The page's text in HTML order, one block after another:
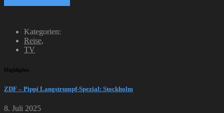
Kategorien:
Reise,
TV
Highlights
ZDF – Pippi Langstrumpf-Spezial: Stockholm
8. Juli 2025